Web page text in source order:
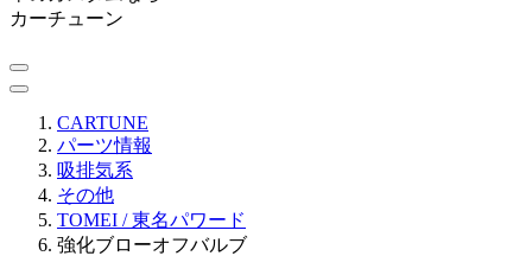
カーチューン
CARTUNE
パーツ情報
吸排気系
その他
TOMEI / 東名パワード
強化ブローオフバルブ